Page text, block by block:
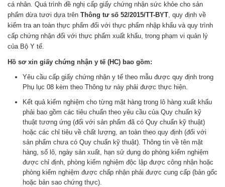
cá nhân. Quá trình đề nghị cấp giấy chứng nhận sức khỏe cho sản
phẩm dừa tươi dựa trên Thông tư số 52/2015/TT-BYT, quy định về
kiểm tra an toàn thực phẩm đối với thực phẩm nhập khẩu và quy trình
cấp chứng nhận đối với thực phẩm xuất khẩu, trong phạm vi quản lý
của Bộ Y tế.
Hồ sơ xin giấy chứng nhận y tế (HC) bao gồm:
Yêu cầu cấp giấy chứng nhận y tế theo mẫu được quy định trong
Phụ lục 08 kèm theo Thông tư này phải được thực hiện.
Kết quả kiểm nghiệm cho từng mặt hàng trong lô hàng xuất khẩu
phải bao gồm các tiêu chuẩn theo yêu cầu của Quy chuẩn kỹ
thuật tương ứng (đối với sản phẩm đã có Quy chuẩn kỹ thuật)
hoặc các chỉ tiêu về chất lượng, an toàn theo quy định (đối với
sản phẩm chưa có Quy chuẩn kỹ thuật). Thông tin về tên mặt
hàng, số lô, ngày sản xuất, hạn sử dụng do phòng kiểm nghiệm
được chỉ định, phòng kiểm nghiệm độc lập được công nhận hoặc
phòng kiểm nghiệm được chấp nhận phải được cung cấp (bản gốc
hoặc bản sao chứng thực).